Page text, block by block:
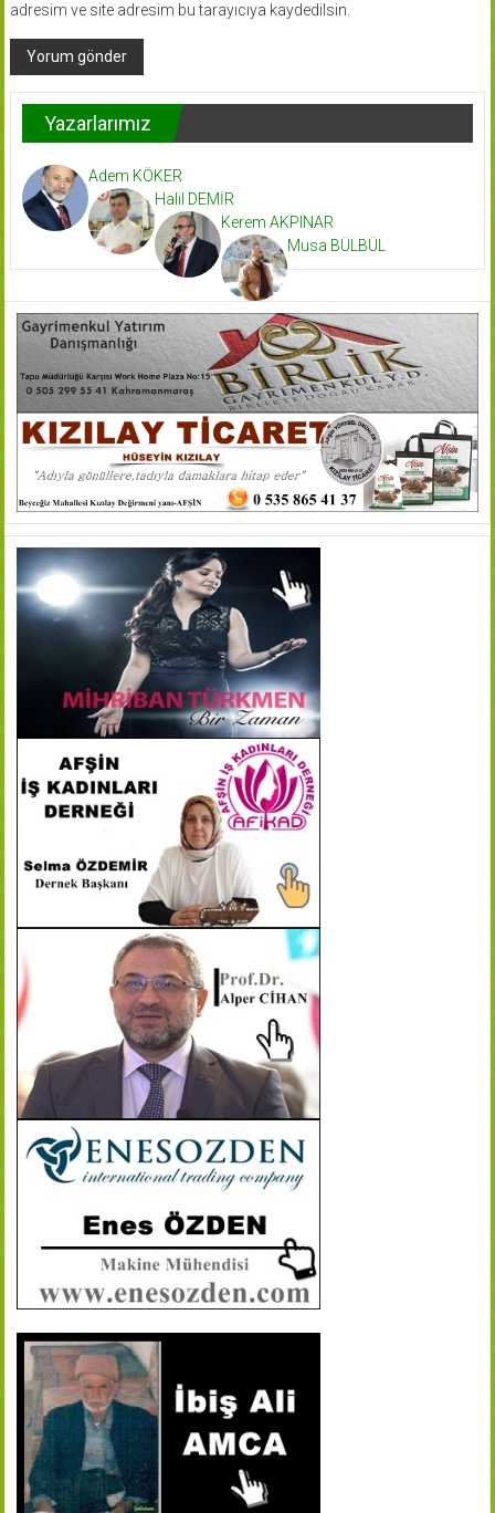
adresim ve site adresim bu tarayıcıya kaydedilsin.
Yazarlarımız
Adem KÖKER
Halil DEMİR
Kerem AKPINAR
Musa BÜLBÜL